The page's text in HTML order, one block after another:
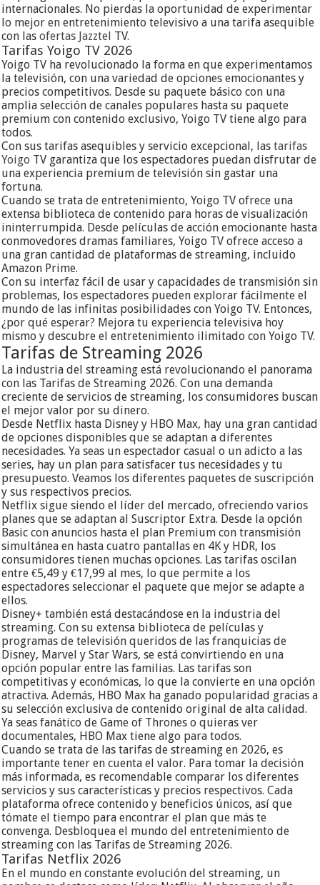
internacionales. No pierdas la oportunidad de experimentar
lo mejor en entretenimiento televisivo a una tarifa asequible
con lasofertas Jazztel TV.
Tarifas Yoigo TV 2026
Yoigo TV ha revolucionado la forma en que experimentamos
la televisión, con una variedad de opciones emocionantes y
precios competitivos. Desde su paquete básico con una
amplia selección de canales populares hasta su paquete
premium con contenido exclusivo, Yoigo TV tiene algo para
todos.
Con sus tarifas asequibles y servicio excepcional, lastarifas
Yoigo TV garantiza que los espectadores puedan disfrutar de
una experiencia premium de televisión sin gastar una
fortuna.
Cuando se trata de entretenimiento, Yoigo TV ofrece una
extensa biblioteca de contenido para horas de visualización
ininterrumpida. Desde películas de acción emocionante hasta
conmovedores dramas familiares, Yoigo TV ofrece acceso a
una gran cantidad de plataformas de streaming, incluido
Amazon Prime.
Con su interfaz fácil de usar y capacidades de transmisión sin
problemas, los espectadores pueden explorar fácilmente el
mundo de las infinitas posibilidades con Yoigo TV. Entonces,
¿por qué esperar? Mejora tu experiencia televisiva hoy
mismo y descubre el entretenimiento ilimitado con Yoigo TV.
Tarifas de Streaming 2026
La industria del streaming está revolucionando el panorama
con las Tarifas de Streaming 2026. Con una demanda
creciente de servicios de streaming, los consumidores buscan
el mejor valor por su dinero.
Desde Netflix hasta Disney y HBO Max, hay una gran cantidad
de opciones disponibles que se adaptan a diferentes
necesidades. Ya seas un espectador casual o un adicto a las
series, hay un plan para satisfacer tus necesidades y tu
presupuesto. Veamos los diferentes paquetes de suscripción
y sus respectivos precios.
Netflix sigue siendo el líder del mercado, ofreciendo varios
planes que se adaptan al Suscriptor Extra. Desde la opción
Basic con anuncios hasta el plan Premium con transmisión
simultánea en hasta cuatro pantallas en 4K y HDR, los
consumidores tienen muchas opciones. Las tarifas oscilan
entre €5,49 y €17,99 al mes, lo que permite a los
espectadores seleccionar el paquete que mejor se adapte a
ellos.
Disney+ también está destacándose en la industria del
streaming. Con su extensa biblioteca de películas y
programas de televisión queridos de las franquicias de
Disney, Marvel y Star Wars, se está convirtiendo en una
opción popular entre las familias. Las tarifas son
competitivas y económicas, lo que la convierte en una opción
atractiva. Además, HBO Max ha ganado popularidad gracias a
su selección exclusiva de contenido original de alta calidad.
Ya seas fanático de Game of Thrones o quieras ver
documentales, HBO Max tiene algo para todos.
Cuando se trata de las tarifas de streaming en 2026, es
importante tener en cuenta el valor. Para tomar la decisión
más informada, es recomendable comparar los diferentes
servicios y sus características y precios respectivos. Cada
plataforma ofrece contenido y beneficios únicos, así que
tómate el tiempo para encontrar el plan que más te
convenga. Desbloquea el mundo del entretenimiento de
streaming con las Tarifas de Streaming 2026.
Tarifas Netflix 2026
En el mundo en constante evolución del streaming, un